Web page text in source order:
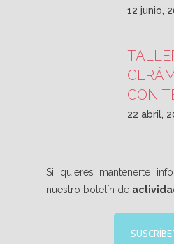
12 junio,
CON
22 abril,
Si quieres mantenerte
nuestro boletín de